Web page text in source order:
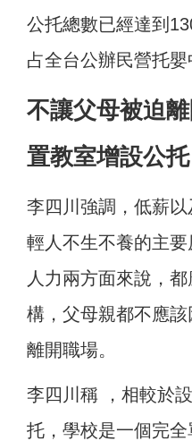
公托總數已經達到
占全台公辦民營托嬰
不讓父母被迫
置教室增設公托
李四川強調，低薪
輕人不生不養的主
人力兩方面來說，
構，父母親都不應
離開職場。
李四川稱 ，相較於
托，學校是一個完